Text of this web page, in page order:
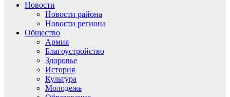
Новости
Новости района
Новости региона
Общество
Армия
Благоустройство
Здоровье
История
Культура
Молодежь